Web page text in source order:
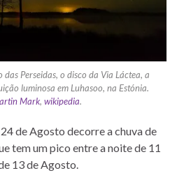
das Perseidas, o disco da Via Láctea, a
luminosa em Luhasoo, na Estónia.
Mark, wikipedia.
de Agosto decorre a chuva de
tem um pico entre a noite de 11
13 de Agosto.